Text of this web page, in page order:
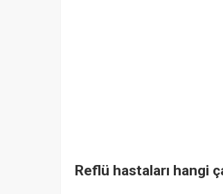
Reflü hastaları hangi